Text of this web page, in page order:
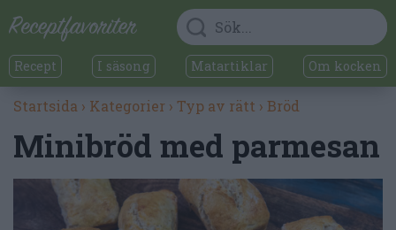
Recept I säsong Matartiklar Om kocken
Startsida › Kategorier › Typ av rätt › Bröd
Minibröd med parmesan